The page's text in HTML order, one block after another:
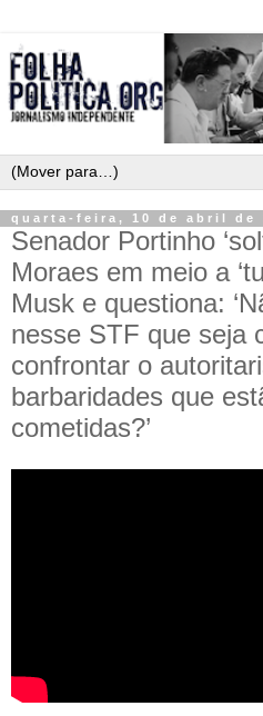
quarta-feira, 10 de abril de
Senador Portinho
Moraes em meio a
Musk e questiona:
nesse STF que seja
confrontar o
barbaridades que
cometidas?’